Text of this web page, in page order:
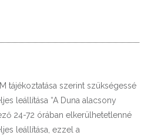
tájékoztatása szerint szükségessé
leállítása “A Duna alacsony
24-72 órában elkerülhetetlenné
leállítása, ezzel a